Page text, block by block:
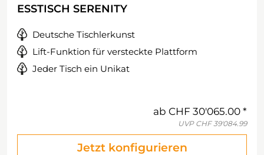
ESSTISCH SERENITY
Deutsche Tischlerkunst
Lift-Funktion für versteckte Plattform
Jeder Tisch ein Unikat
ab CHF 30'065.00
UVP CHF 39'084.99
Jetzt konfigurieren